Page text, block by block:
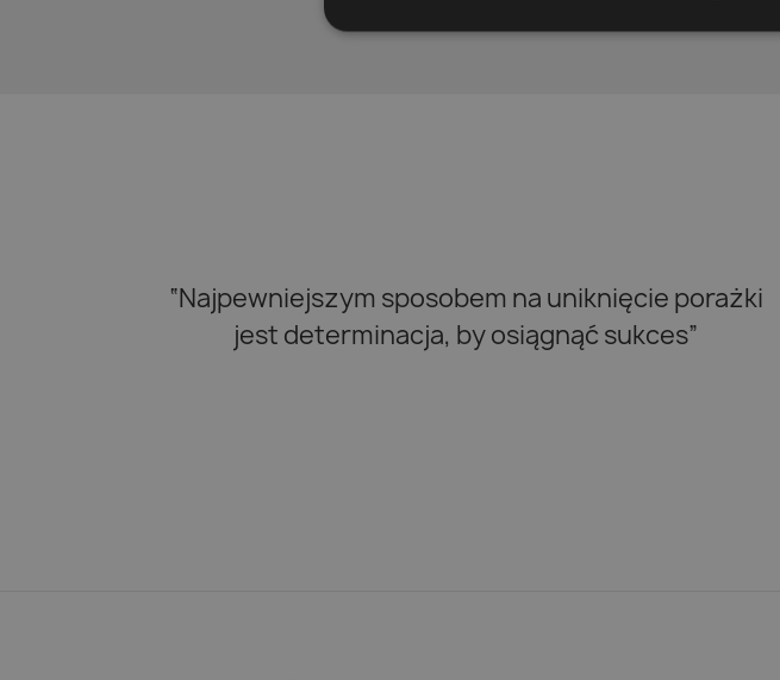
“Najpewniejszym sposobem na uniknięcie porażki
jest determinacja, by osiągnąć sukces”